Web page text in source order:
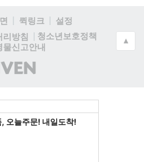
퀵링크
설정
리방침
청소년보호정책
물신고안내
(주)
인
▲